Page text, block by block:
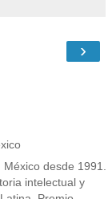
›
desde 1991.
intelectual y